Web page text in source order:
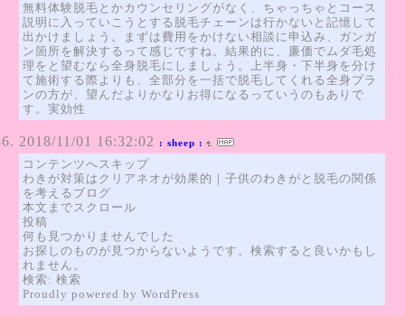
無料体験脱毛とかカウンセリングがなく、ちゃっちゃとコース
説明に入っていこうとする脱毛チェーンは行かないと記憶して
出かけましょう。まずは費用をかけない相談に申込み、ガンガ
ン箇所を解決するって感じですね。結果的に、廉価でムダ毛処
理をと望むなら全身脱毛にしましょう。上半身・下半身を分け
て施術する際よりも、全部分を一括で脱毛してくれる全身プラ
ンの方が、望んだよりかなりお得になるっていうのもありで
す。実効性
2018/11/01 16:32:02 : sheep :
コンテンツへスキップ
わきが対策はクリアネオが効果的｜子供のわきがと脱毛の関係
を考えるブログ
本文までスクロール
投稿
何も見つかりませんでした
お探しのものが見つからないようです。検索すると良いかもし
れません。
検索: 検索
Proudly powered by WordPress